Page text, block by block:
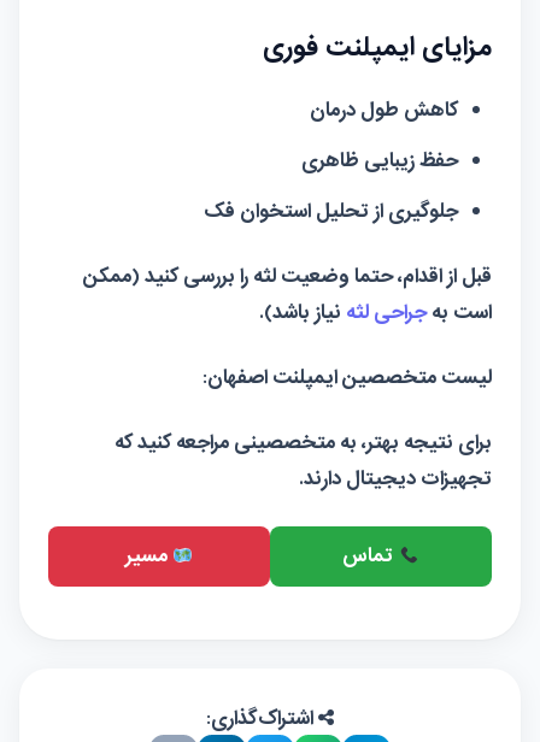
مزایای ایمپلنت فوری
کاهش طول درمان
حفظ زیبایی ظاهری
جلوگیری از تحلیل استخوان فک
قبل از اقدام، حتما وضعیت لثه را بررسی کنید (ممکن
است بهجراحی لثه نیاز باشد).
لیست متخصصین ایمپلنت اصفهان:
برای نتیجه بهتر، به متخصصینی مراجعه کنید که
تجهیزات دیجیتال دارند.
تماس مسیر
اشتراک‌گذاری: